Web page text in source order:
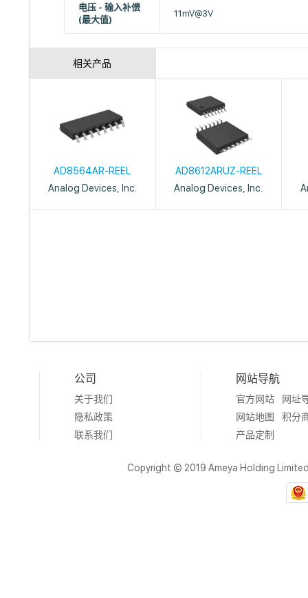
电压 - 输入补偿
(最大值)
11mV@3V
相关产品
AD8564AR-REEL
Analog Devices, Inc.
AD8612ARUZ-REEL
Analog Devices, Inc.
公司
关于我们
隐私政策
联系我们
网站导航
官方网站
网址
网站地图
积分
产品定制
Copyright © 2019 Ameya Holding